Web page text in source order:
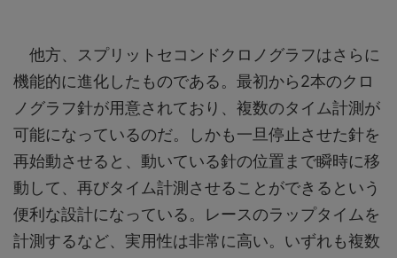
他方、スプリットセコンドクロノグラフはさらに
機能的に進化したものである。最初から2本のクロ
ノグラフ針が用意されており、複数のタイム計測が
可能になっているのだ。しかも一旦停止させた針を
再始動させると、動いている針の位置まで瞬時に移
動して、再びタイム計測させることができるという
便利な設計になっている。レースのラップタイムを
計測するなど、実用性は非常に高い。いずれも複数